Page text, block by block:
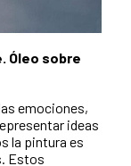
Óleo sobre
emociones,
ideas
la pintura es
Estos